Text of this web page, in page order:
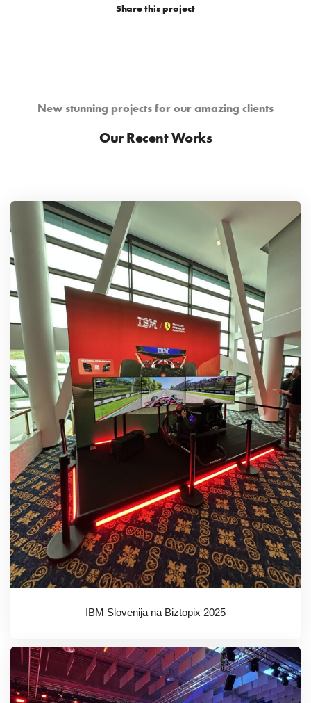
Share this project
New stunning projects for our amazing clients
Our Recent Works
IBM Slovenija na Biztopix 2025